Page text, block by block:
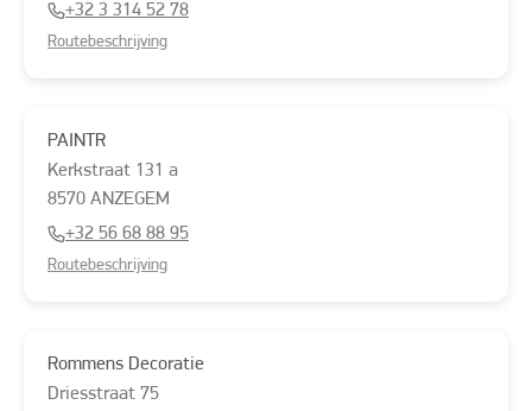
+32 3 314 52 78
Routebeschrijving
PAINTR
Kerkstraat 131 a
8570 ANZEGEM
+32 56 68 88 95
Routebeschrijving
Rommens Decoratie
Driesstraat 75